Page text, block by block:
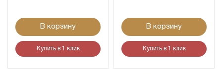
В корзину
Купить в 1 клик
В корзину
Купить в 1 клик